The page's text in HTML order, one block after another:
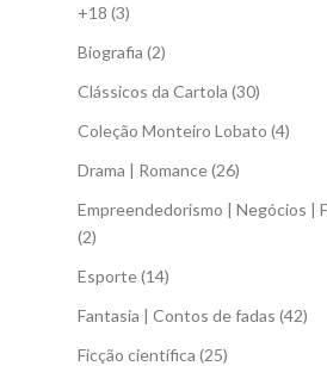
+18 (3)
Biografia (2)
Clássicos da Cartola (30)
Coleção Monteiro Lobato (4)
Drama | Romance(26)
Empreendedorismo | Negócios |
(2)
Esporte(14)
Fantasia | Contos de fadas (42)
Ficção científica (25)